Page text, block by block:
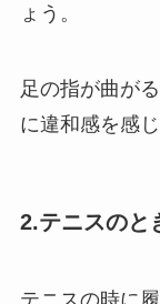
ょう。
足の指が曲が
に違和感を感
2.テニスのと
テニスの時に